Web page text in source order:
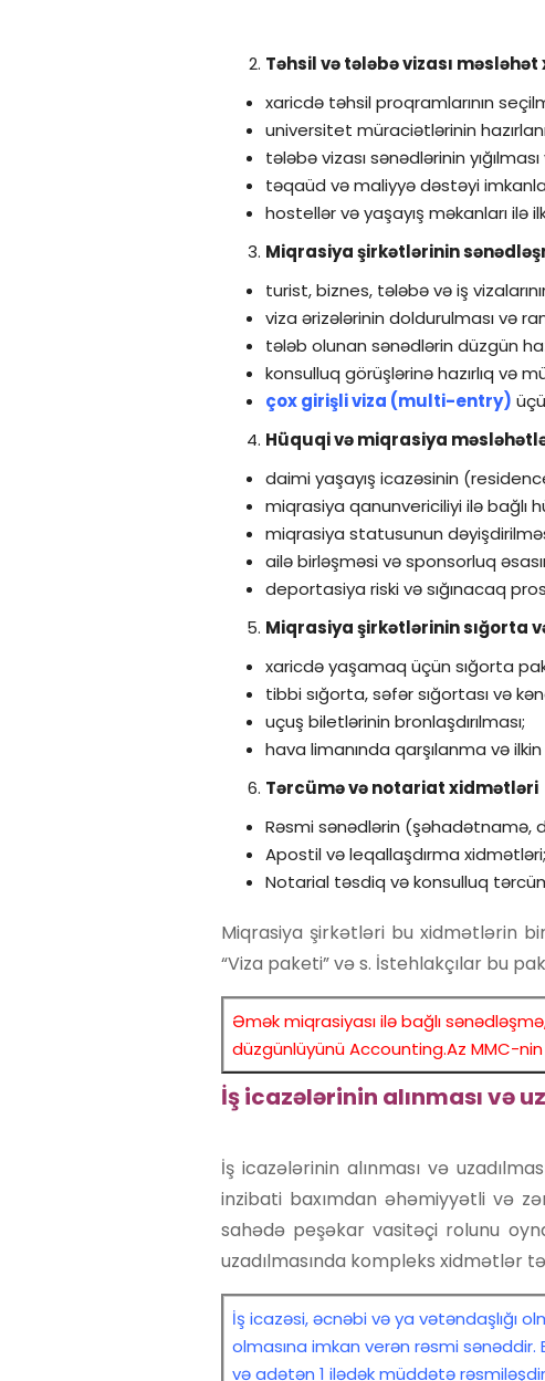
Təhsil və tələbə vizası
xaricdə təhsil proqramlarının
universitet müraciətlərinin
tələbə vizası sənədlərinin
təqaüd və maliyyə dəstəyi
hostellər və yaşayış məkanları ilə
Miqrasiya şirkətlərinin
turist, biznes, tələbə və iş
viza ərizələrinin doldurulması və
tələb olunan sənədlərin düzgün
konsulluq görüşlərinə hazırlıq və
çox girişli viza (multi-entry)
Hüquqi və miqrasiya
daimi yaşayış icazəsinin
miqrasiya qanunvericiliyi ilə bağlı
miqrasiya statusunun
ailə birləşməsi və sponsorluq
deportasiya riski və sığınacaq
Miqrasiya şirkətlərinin sığorta
xaricdə yaşamaq üçün sığorta
tibbi sığorta, səfər sığortası və
uçuş biletlərinin bronlaşdırılması;
hava limanında qarşılanma və
Tərcümə və notariat xidmətləri
Rəsmi sənədlərin (şəhadətnamə,
Apostil və leqallaşdırma xidmətləri;
Notarial təsdiq və konsulluq
Miqrasiya şirkətləri bu xidmətlərin
“Viza paketi” və s. İstehlakçılar bu
Əmək miqrasiyası ilə bağlı
düzgünlüyünü Accounting.Az MMC-nin
İş icazələrinin alınması və
İş icazələrinin alınması və
inzibati baxımdan əhəmiyyətli və
sahədə peşəkar vasitəçi rolunu
uzadılmasında kompleks xidmətlər
İş icazəsi, əcnəbi və ya vətəndaşlığı
olmasına imkan verən rəsmi
və adətən 1 ilədək müddətə